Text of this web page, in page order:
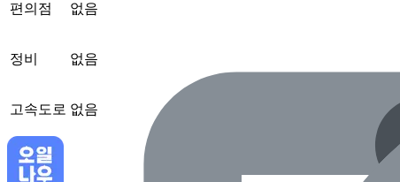
편의점 없음
정비 없음
고속도로 없음